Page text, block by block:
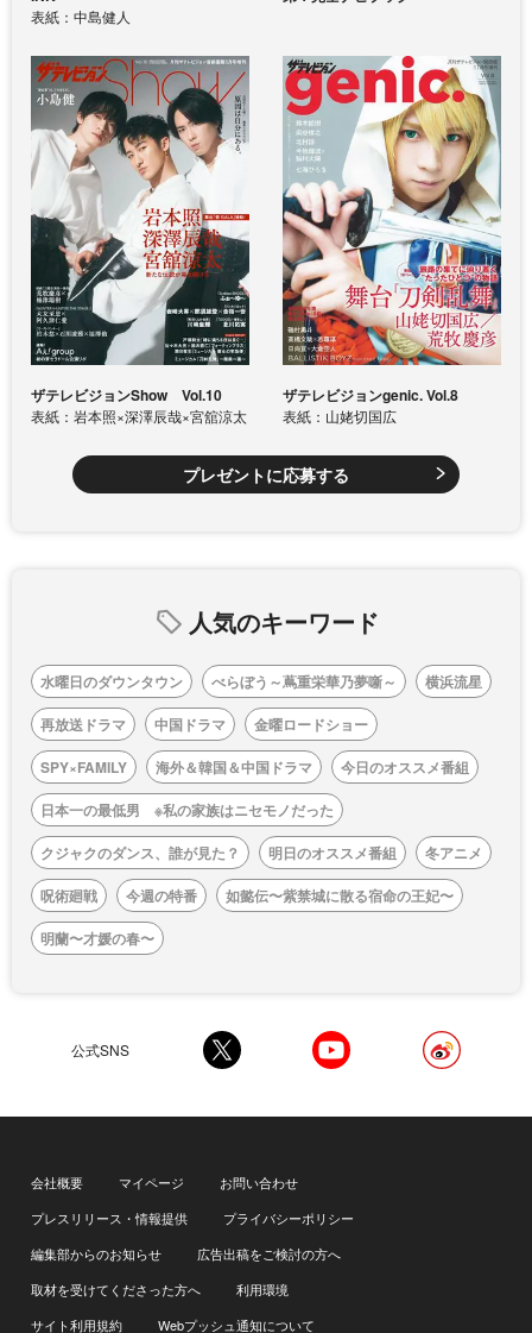
表紙：中島健人
ザテレビジョンShow Vol.10
表紙：岩本照×深澤辰哉×宮舘涼太
ザテレビジョンgenic. Vol.8
表紙：山姥切国広
プレゼントに応募する
人気のキーワード
水曜日のダウンタウン べらぼう～蔦重栄華乃夢噺～
横浜流星
再放送ドラマ
中国ドラマ
金曜ロードショー
SPY×FAMILY
海外＆韓国＆中国ドラマ
今日のオススメ番組
日本一の最低男 ※私の家族はニセモノだった
クジャクのダンス、誰が見た？
明日のオススメ番組
冬アニメ
呪術廻戦
今週の特番
如懿伝〜紫禁城に散る宿命の王妃〜
明蘭〜才媛の春〜
公式SNS
会社概要 マイページ
お問い合わせ
プレスリリース・情報提供
プライバシーポリシー
編集部からのお知らせ
広告出稿をご検討の方へ
取材を受けてくださった方へ
利用環境
サイト利用規約
Webプッシュ通知について